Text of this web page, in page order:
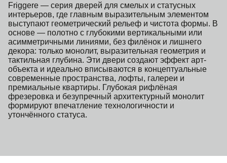
Friggere — серия дверей для смелых и статусных
интерьеров, где главным выразительным элементом
выступают геометрический рельеф и чистота формы. В
основе — полотно с глубокими вертикальными или
асимметричными линиями, без филёнок и лишнего
декора: только монолит, выразительная геометрия и
тактильная глубина. Эти двери создают эффект арт-
объекта и идеально вписываются в концептуальные
современные пространства, лофты, галереи и
премиальные квартиры. Глубокая рифлёная
фрезеровка и безупречный архитектурный монолит
формируют впечатление технологичности и
утончённого статуса.